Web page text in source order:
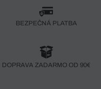
BEZPEČNÁ PLATBA
DOPRAVA ZADARMO OD 90€